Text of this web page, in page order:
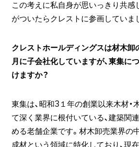
この考えに私自身が思いっきり共感
がついたらクレストに参画していまし
クレストホールディングスは材木
月に子会社化していますが、東集に
けますか？
東集は、昭和3１年の創業以来木材・
て深く業界に根付いている、建築関
める老舗企業です。材木卸売業界の
成材という領域に特化しており、現